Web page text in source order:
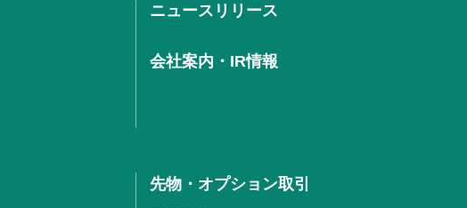
ニュースリリース
会社案内・IR情報
先物・オプション取引